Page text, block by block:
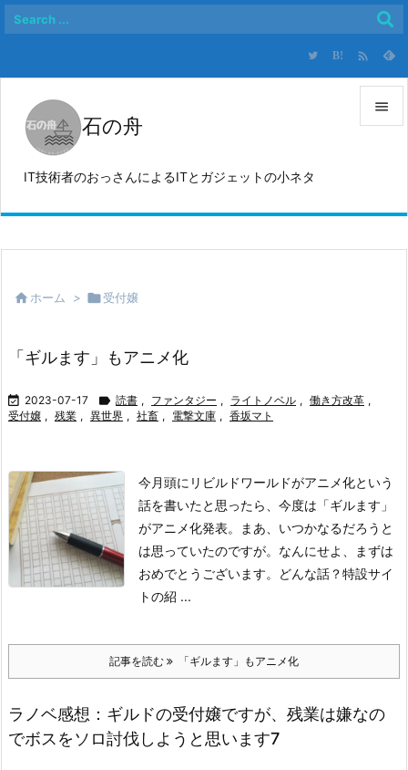
石の舟
IT技術者のおっさんによるITとガジェットの小ネタ

サイド
B! 
 ホーム > 受付嬢
「ギルます」もアニメ化
 2023-07-17  読書 , ファンタジー , ライトノベル , 働き方改革 ,
受付嬢 , 残業 , 異世界 , 社畜 , 電撃文庫 , 香坂マト
今月頭にリビルドワールドがアニメ化という
話を書いたと思ったら、今度は「ギルます」
がアニメ化発表。まあ、いつかなるだろうと
は思っていたのですが。 なんにせよ、まずは
おめでとうございます。
どんな話？特設サイ
トの紹 ...
記事を読む 「ギルます」もアニメ化
ラノベ感想：ギルドの受付嬢ですが、残業は嫌なの
でボスをソロ討伐しようと思います7